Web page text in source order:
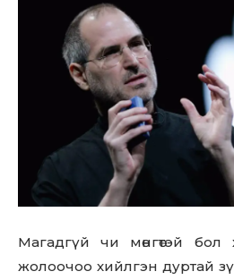
Магадгүй чи мөнгөтэй бол
жолоочоо хийлгэн дуртай